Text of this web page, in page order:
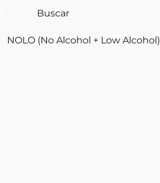
NOLO (No Alcohol + Low Alcohol)